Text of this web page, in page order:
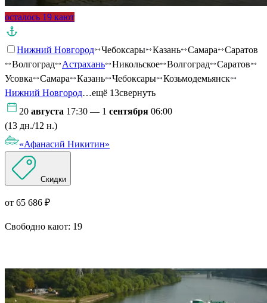
осталось 19 кают
Нижний Новгород Чебоксары Казань Самара
Саратов
Волгоград
Астрахань Никольское Волгоград
Саратов
Усовка
Самара Казань Чебоксары
Козьмодемьянск
Нижний Новгород…ещё 13свернуть
20 августа 17:30 — 1 сентября 06:00
(13 дн./12 н.)
«Афанасий Никитин»
Скидки
от 65 686 ₽
Свободно кают: 19